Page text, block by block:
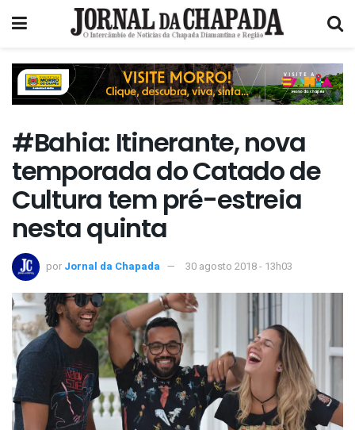
#Bahia: Itinerante, nova
temporada do Catado de
Cultura tem pré-estreia
nesta quinta
por Jornal da Chapada 30 agosto 2018 - 13h03